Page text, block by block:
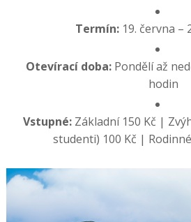
Termín:19. června –
Otevírací doba: Pondělí až
hodin
Vstupné: Základní 150 Kč |
studenti) 100 Kč |